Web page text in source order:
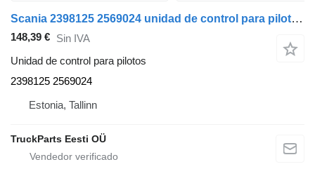
Scania 2398125 2569024 unidad de control para pilotos para Scania L,P,G,R,S-series (2016-) cabeza tractora
148,39 € Sin IVA
Unidad de control para pilotos
2398125 2569024
Estonia, Tallinn
TruckParts Eesti OÜ